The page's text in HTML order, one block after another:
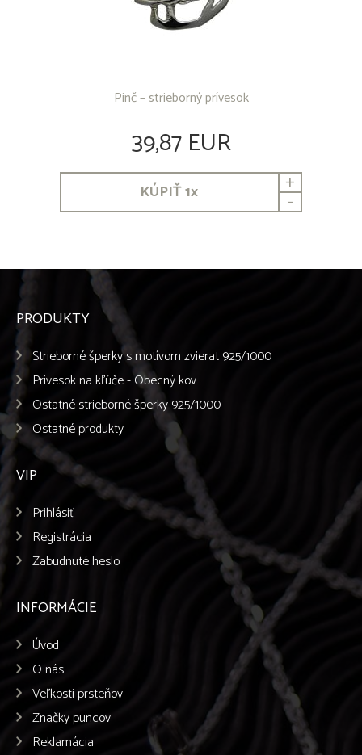
Pinč – strieborný prívesok
39,87 EUR
KÚPIŤ1x +
-
PRODUKTY
Strieborné šperky s motívom zvierat 925/1000
Prívesok na kľúče - Obecný kov
Ostatné strieborné šperky 925/1000
Ostatné produkty
VIP
Prihlásiť
Registrácia
Zabudnuté heslo
INFORMÁCIE
Úvod
O nás
Veľkosti prsteňov
Značky puncov
Reklamácia